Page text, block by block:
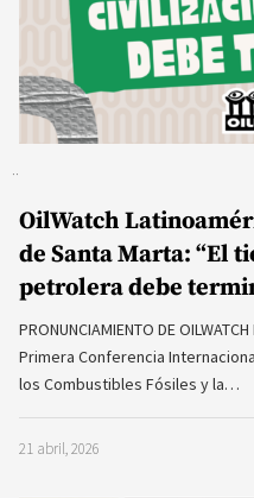
OilWatch
de Santa Marta: “El
petrolera debe
PRONUNCIAMIENTO DE
Primera Conferencia
los Combustibles Fósiles y la…
21 abril, 2026